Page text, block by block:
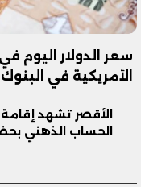
سعر الدولار اليوم
الأمريكية في البنوك
الأقصر تشهد
الحساب الذهني بحضور ٥٠٠ طالب